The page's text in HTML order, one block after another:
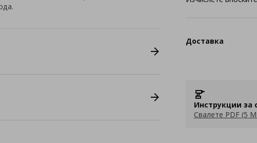
Доставка
Инструкции за
Свалете PDF (5